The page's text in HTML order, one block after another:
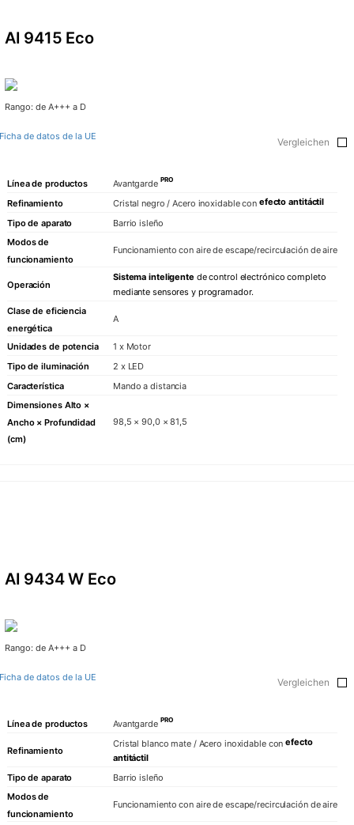
Tostadora
COLECCIÓN
Sala de
AI 9415 Eco
Rango: de A+++ a D
Ficha de datos de la UE Vergleichen
Línea de productos Avantgarde PRO
Refinamiento Cristal negro / Acero inoxidable con efecto antitáctil
Tipo de aparato
Barrio isleño
Modos de
funcionamiento
Funcionamiento con aire de escape/recirculación de aire
Operación
Sistema inteligente de control electrónico completo
mediante sensores y programador.
Clase de eficiencia
energética
A
Unidades de potencia
1 x Motor
Tipo de iluminación
2 x LED
Característica
Mando a distancia
Dimensiones Alto ×
Ancho × Profundidad
(cm)
98,5 × 90,0 × 81,5
AI 9434 W Eco
Rango: de A+++ a D
Ficha de datos de la UE Vergleichen
Línea de productos Avantgarde PRO
Refinamiento
Cristal blanco mate / Acero inoxidable conefecto
antitáctil
Tipo de aparato
Barrio isleño
Modos de
funcionamiento
Funcionamiento con aire de escape/recirculación de aire